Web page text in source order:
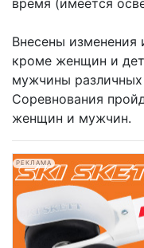
Внесены
кроме женщин и
мужчины различных
Соревнования
женщин и мужчин.
РЕКЛАМА